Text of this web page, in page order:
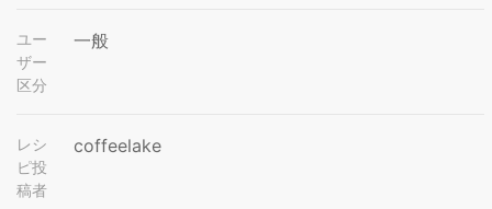
ユー
ザー
区分
一般
レシ
ピ投
稿者
coffeelake